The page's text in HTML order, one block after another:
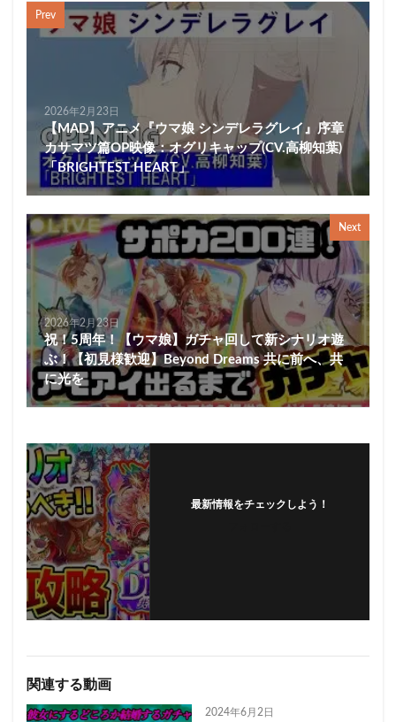
Prev
2026年2月23日
【MAD】アニメ『ウマ娘 シンデレラグレイ』序章
カサマツ篇OP映像：オグリキャップ(CV.高柳知葉)
「BRIGHTEST HEART」
Next
2026年2月23日
祝！5周年！【ウマ娘】ガチャ回して新シナリオ遊
ぶ！【初見様歓迎】Beyond Dreams 共に前へ、共
に光を
最新情報をチェックしよう！
関連する動画
2024年6月2日